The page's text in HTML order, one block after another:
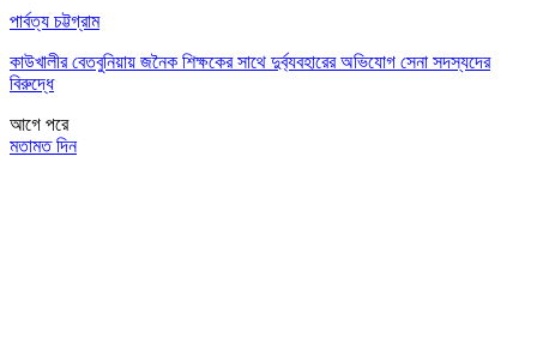
পার্বত্য চট্টগ্রাম
কাউখালীর বেতবুনিয়ায় জনৈক শিক্ষকের সাথে দুর্ব্যবহারের অভিযোগ সেনা সদস্যদের
বিরুদ্ধে
আগে পরে
মতামত দিন